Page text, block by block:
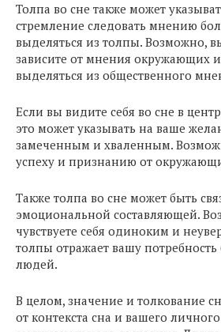
Толпа во сне также может
стремление следовать мнению
выделяться из толпы. Возможно,
зависите от мнения окружающих и
выделяться из общественного
Если вы видите себя во сне в
это может указывать на ваше
замеченным и хваленным.
успеху и признанию от
Также толпа во сне может быть
эмоциональной составляющей.
чувствуете себя одиноким и
толпы отражает вашу
людей.
В целом, значение и толкование
от контекста сна и вашего